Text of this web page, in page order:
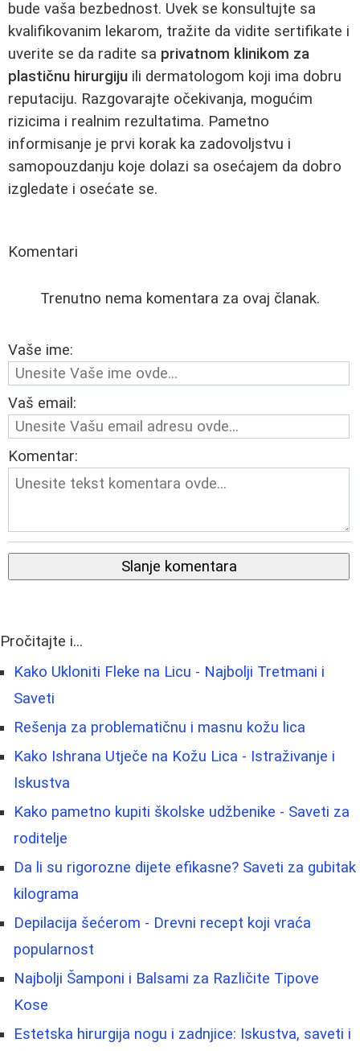
bude vaša bezbednost. Uvek se konsultujte sa
kvalifikovanim lekarom, tražite da vidite sertifikate i
uverite se da radite sa privatnom klinikom za
plastičnu hirurgiju ili dermatologom koji ima dobru
reputaciju. Razgovarajte očekivanja, mogućim
rizicima i realnim rezultatima. Pametno
informisanje je prvi korak ka zadovoljstvu i
samopouzdanju koje dolazi sa osećajem da dobro
izgledate i osećate se.
Komentari
Trenutno nema komentara za ovaj članak.
Vaše ime:
Vaš email:
Komentar:
Slanje komentara
Pročitajte i...
Kako Ukloniti Fleke na Licu - Najbolji Tretmani i
Saveti
Rešenja za problematičnu i masnu kožu lica
Kako Ishrana Utječe na Kožu Lica - Istraživanje i
Iskustva
Kako pametno kupiti školske udžbenike - Saveti za
roditelje
Da li su rigorozne dijete efikasne? Saveti za gubitak
kilograma
Depilacija šećerom - Drevni recept koji vraća
popularnost
Najbolji Šamponi i Balsami za Različite Tipove
Kose
Estetska hirurgija nogu i zadnjice: Iskustva, saveti i